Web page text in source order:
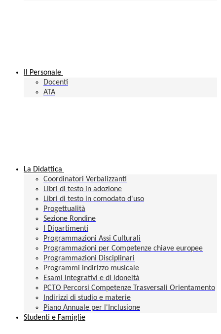
Il Personale
Docenti
ATA
La Didattica
Coordinatori Verbalizzanti
Libri di testo in adozione
Libri di testo in comodato d'uso
Progettualità
Sezione Rondine
I Dipartimenti
Programmazioni Assi Culturali
Programmazioni per Competenze chiave europee
Programmazioni Disciplinari
Programmi indirizzo musicale
Esami integrativi e di idoneità
PCTO Percorsi Competenze Trasversali Orientamento
Indirizzi di studio e materie
Piano Annuale per l'Inclusione
Studenti e Famiglie